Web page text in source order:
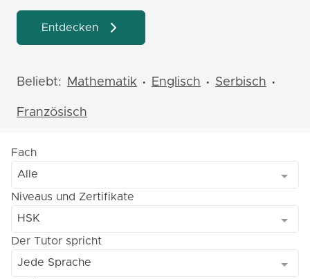
Entdecken
Beliebt: Mathematik • Englisch • Serbisch •
Französisch
Fach
Alle
Niveaus und Zertifikate
HSK
Der Tutor spricht
Jede Sprache